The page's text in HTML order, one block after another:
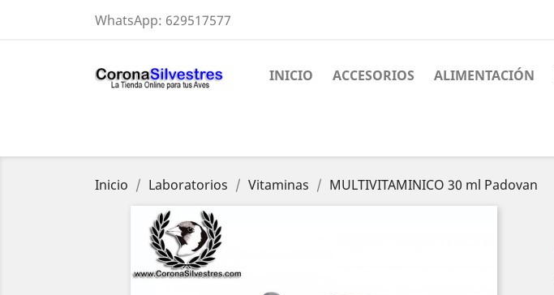
WhatsApp: 629517577
INICIO ACCESORIOS ALIMENTACIÓN
Inicio Laboratorios Vitaminas MULTIVITAMINICO 30 ml Padovan